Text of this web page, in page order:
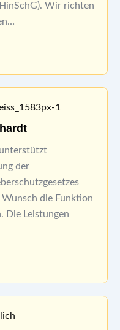
Wir richten
der
die Funktion
Die Leistungen